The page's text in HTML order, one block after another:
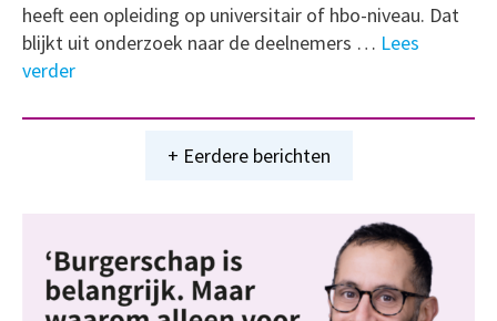
heeft een opleiding op universitair of hbo-niveau. Dat
blijkt uit onderzoek naar de deelnemers … Lees
verder
+ Eerdere berichten